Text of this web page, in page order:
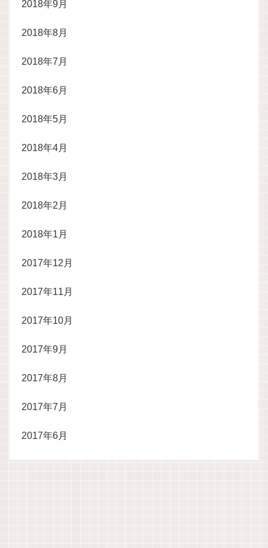
2018年9月
2018年8月
2018年7月
2018年6月
2018年5月
2018年4月
2018年3月
2018年2月
2018年1月
2017年12月
2017年11月
2017年10月
2017年9月
2017年8月
2017年7月
2017年6月